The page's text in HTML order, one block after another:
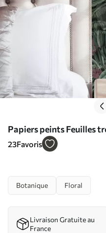
Papiers peints Feuilles
sombre Nr. a00140
23Favoris
Botanique Floral
Livraison Gratuite au
France